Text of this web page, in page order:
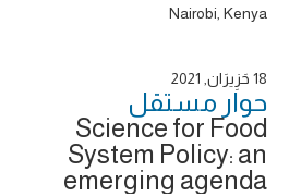
Nairobi, Kenya
18 حَزِيرَان, 2021
حوار ‎مستقل
Science for Food
System Policy: an
emerging agenda